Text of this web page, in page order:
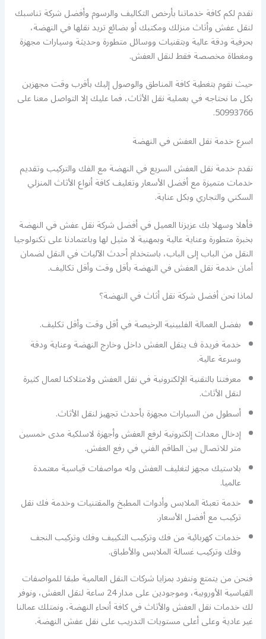
نقدم لكم كافة خدماتنا بأرخص التكاليف والرسوم وأفضل شركة تناسبك
لنقل عفش وأثاث منزلك ومكتبك أو بضائع تريد نقلها في النهضة،
بحرفية ودقة عالية وبتقنيات ووسائل متطورة وحديثة وسيارات مجهزة
ومغطاة مخصصة فقط لنقل العفش.
حيث نقوم بتغطية كافة المناطق والوصول إليك بأقرب وقت مجهزين
بكل ما نحتاجه في بعملية نقل الأثاث، فما عليك إلا التواصل معنا على
50993766.
اسرع خدمة نقل العفش في النهضة
نقدم خدمة نقل العفش السريع في النهضة مع الفك والتركيب وتقديم
خدمات متميزة مع أفضل الأسعار وتغليف كافة أنواع الأثاث المنزلي
السكني والتجاري وبكل عناية.
فأهلا وسهلا بك عزيزنا العميل في أفضل شركة نقل عفش في النهضة
بخبرة متطورة وعناية عالية وبمهنية لا مثيل لها وباعتمادنا على تكنولوجيا
النقل من الباب إلى الباب، باستخدام أحدث الآليات في النقل لضمان
أمان خدمة نقل العفش في النهضة بأقل وقت وأقل تكاليف.
لماذا نحن أفضل شركة نقل أثاث في النهضة؟
بفضل العمالة الفلبينية الرخيصة في أقل وقت وأقل تكليف.
خدمة فريدة ف ينقل العفش داخل وخارج النهضة وعناية ودقة
وسرعة عالية.
معرفتنا بالتقنية الإلكترونية في نقل العفش ولامتلاكنا لعمال كثيرة
لنقل الأثاث.
أسطول من السيارات مجهزة بأحدث تجهيز لنقل الأثاث.
إدخال معدات إلكترونية لرفع العفش وأجهزة لاسلكية مدى خمسين
متر للاتصال بين الطاقم الفني في رفع العفش.
بلاستيك مجهز لتغليف العفش وله مواصفات قياسية معتمدة
عالميا.
خدمة تعبئة الملابس وأدوات المطبخ والمقتنيات وخدمة فك نقل
تركيب مع أفضل الأسعار.
خدمات كهربائية من فك وتركيب التكييف وفك وتركيب النجف
وفك وتركيب غسالة الملابس والأطباق.
فنحن من يتمتع وننفرد بمزايا شركات النقل العالمية طبقا للمواصفات
القياسية الأوروبية، وموجودين على مدار 24 ساعة لنقل العفش، ونوفر
لك خدمات نقل العفش والأثاث في كافة أنحاء النهضة، ونمتلك عمالنا
غير عادية وعلى أعلى مستويات التدريب على نقل عفش النهضة.